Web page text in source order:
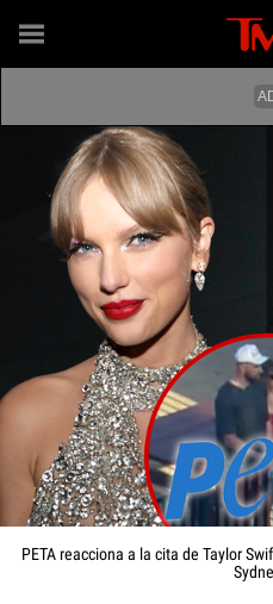
PETA reacciona a la cita de Taylor